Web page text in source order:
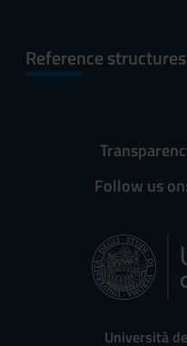
Reference structures
Follow us on:
Università